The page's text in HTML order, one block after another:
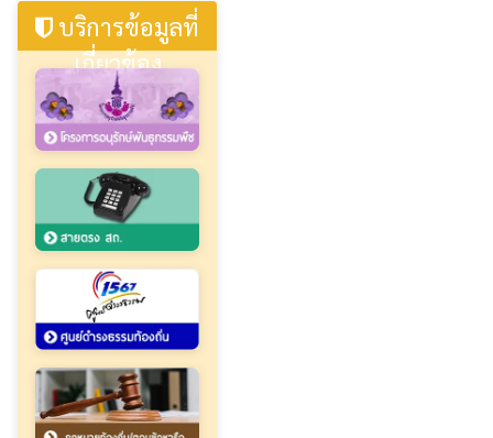
บริการข้อมูลที่
เกี่ยวข้อง